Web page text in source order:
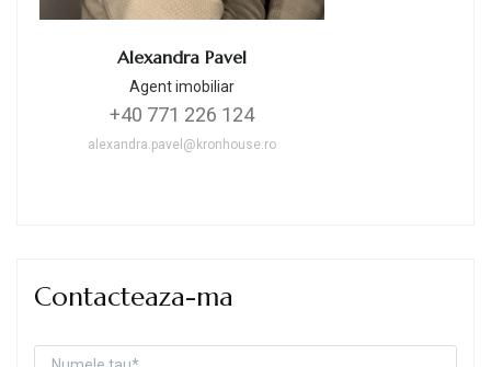
Alexandra Pavel
Agent imobiliar
+40 771 226 124
alexandra.pavel@kronhouse.ro
Contacteaza-ma